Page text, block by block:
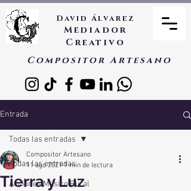
David Álvarez
Mediador
Creativo
Compositor Artesano
Entrada
Todas las entradas
Acciones Músico Rural
Todas las entradas
Tierra y Luz
Compositor Artesano
11 ago 2021 1 min de lectura